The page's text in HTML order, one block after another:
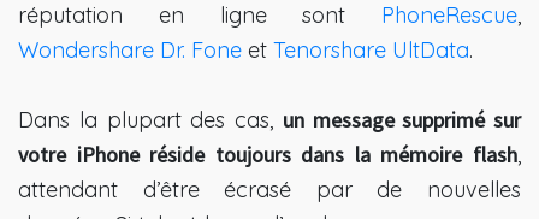
réputation en ligne sont PhoneRescue,
Wondershare Dr. Fone et Tenorshare UltData.
Dans la plupart des cas, un message supprimé sur
votre iPhone réside toujours dans la mémoire flash,
attendant d’être écrasé par de nouvelles